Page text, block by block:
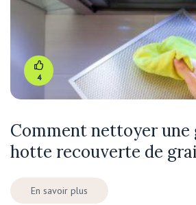
4
Comment nettoyer une
hotte recouverte de
En savoir plus